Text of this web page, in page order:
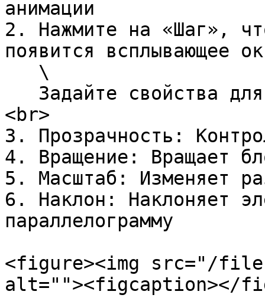
анимации
2. Нажмите на «Шаг»,
появится всплывающее
<br>
3. Прозрачность:
4. Вращение: Вращает
5. Масштаб: Изменяет
6. Наклон: Наклоняет
параллелограмму
<figure><img src="/files/